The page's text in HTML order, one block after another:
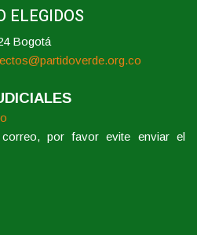
ELEGIDOS
Bogotá
por favor evite enviar el